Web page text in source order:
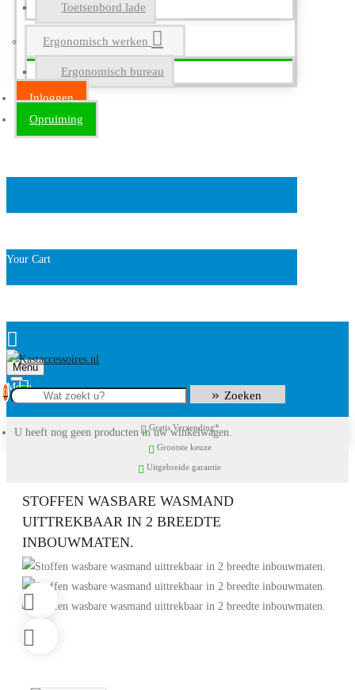
Toetsenbord lade
Ergonomisch werken
Ergonomisch bureau
Inloggen
Opruiming
Your Cart
Menu
0
U heeft nog geen producten in uw winkelwagen.
Zoeken
Gratis Verzending*
Grootste keuze
Uitgebreide garantie
STOFFEN WASBARE WASMAND
UITTREKBAAR IN 2 BREEDTE
INBOUWMATEN.